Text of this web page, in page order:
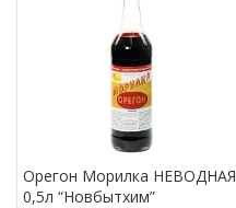
Орегон Морилка НЕВОДНАЯ
0,5л “Новбытхим”